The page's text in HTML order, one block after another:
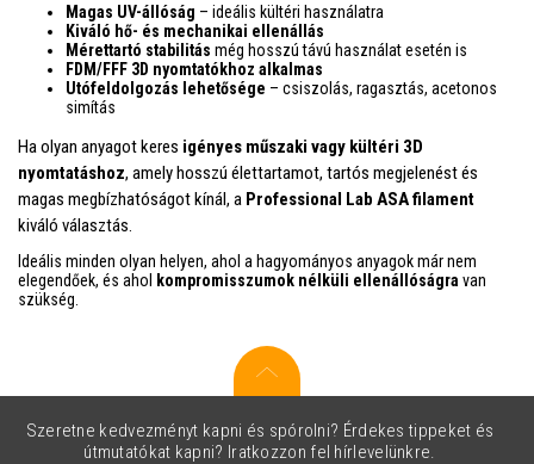
Magas UV-állóság – ideális kültéri használatra
Kiváló hő- és mechanikai ellenállás
Mérettartó stabilitás még hosszú távú használat esetén is
FDM/FFF 3D nyomtatókhoz alkalmas
Utófeldolgozás lehetősége – csiszolás, ragasztás, acetonos
simítás
Ha olyan anyagot keres igényes műszaki vagy kültéri 3D
nyomtatáshoz, amely hosszú élettartamot, tartós megjelenést és
magas megbízhatóságot kínál, a Professional Lab ASA filament
kiváló választás.
Ideális minden olyan helyen, ahol a hagyományos anyagok már nem
elegendőek, és ahol
kompromisszumok nélküli ellenállóságra van
szükség.
Szeretne kedvezményt kapni és spórolni? Érdekes tippeket és
útmutatókat kapni? Iratkozzon fel hírlevelünkre.